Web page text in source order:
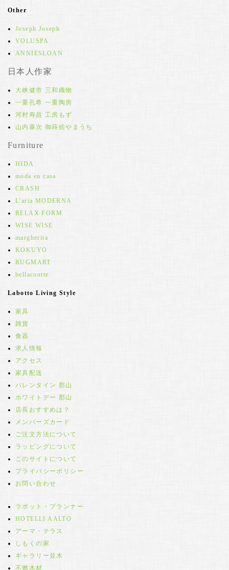
Other
Joseph Joseph
VOLUSPA
ANNIESLOAN
日本人作家
大峡健市 三和織物
一重孔希 一重陶房
河村寿昌 工房もず
山内泰次 御蒔絵やまうち
Furniture
HIDA
moda en casa
CRASH
L'aria MODERNA
RELAX FORM
WISE WISE
margherita
KOKUYO
RUGMART
bellacontte
Labotto Living Style
家具
雑貨
食器
求人情報
アクセス
家具配送
バレンタイン 郡山
ホワイトデー 郡山
店長おすすめは？
メンバーズカード
ご注文方法について
ラッピングについて
このサイトについて
プライバシーポリシー
お問い合わせ
ラボット・プランナー
HOTELLI AALTO
アーマ・テラス
しもくの家
ギャラリー並木
不燃木材